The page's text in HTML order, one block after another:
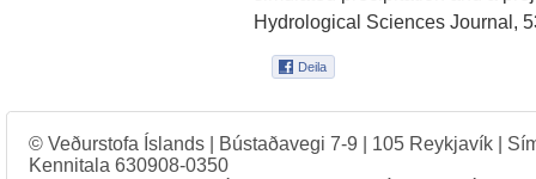
Hydrological Sciences Journal,
© Veðurstofa Íslands | Bústaðavegi 7-9 | 105 Reykjavík |
Kennitala 630908-0350